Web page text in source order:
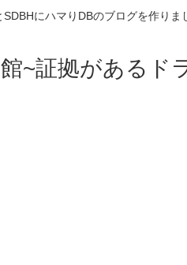
にハマりDBのブログを作りま
~証拠があるド